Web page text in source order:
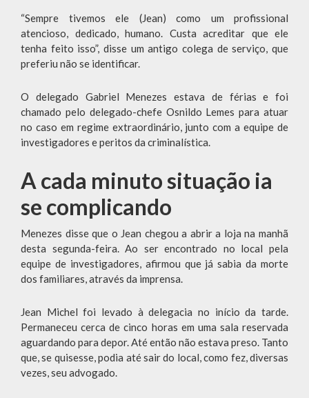
“Sempre tivemos ele (Jean) como um profissional
atencioso, dedicado, humano. Custa acreditar que ele
tenha feito isso”, disse um antigo colega de serviço, que
preferiu não se identificar.
O delegado Gabriel Menezes estava de férias e foi
chamado pelo delegado-chefe Osnildo Lemes para atuar
no caso em regime extraordinário, junto com a equipe de
investigadores e peritos da criminalística.
A cada minuto situação ia
se complicando
Menezes disse que o Jean chegou a abrir a loja na manhã
desta segunda-feira. Ao ser encontrado no local pela
equipe de investigadores, afirmou que já sabia da morte
dos familiares, através da imprensa.
Jean Michel foi levado à delegacia no início da tarde.
Permaneceu cerca de cinco horas em uma sala reservada
aguardando para depor. Até então não estava preso. Tanto
que, se quisesse, podia até sair do local, como fez, diversas
vezes, seu advogado.